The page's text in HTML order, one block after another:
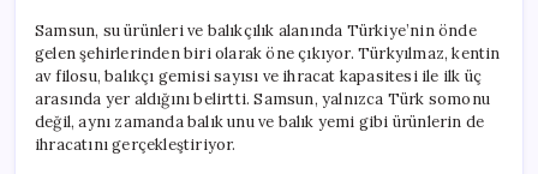
Samsun, su ürünleri ve balıkçılık alanında Türkiye’nin önde
gelen şehirlerinden biri olarak öne çıkıyor. Türkyılmaz, kentin
av filosu, balıkçı gemisi sayısı ve ihracat kapasitesi ile ilk üç
arasında yer aldığını belirtti. Samsun, yalnızca Türk somonu
değil, aynı zamanda balık unu ve balık yemi gibi ürünlerin de
ihracatını gerçekleştiriyor.